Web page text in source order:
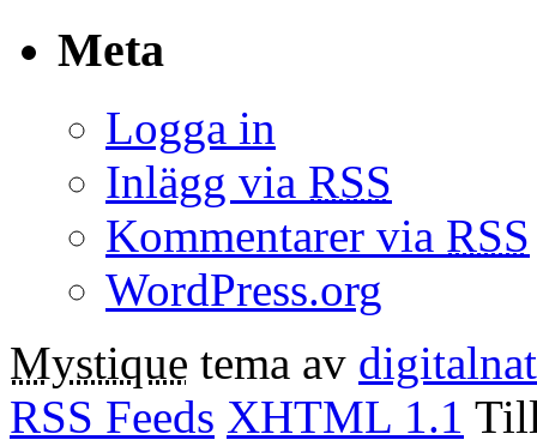
Meta
Logga in
Inlägg via RSS
Kommentarer via RSS
WordPress.org
Mystique tema av
RSS Feeds XHTML 1.1